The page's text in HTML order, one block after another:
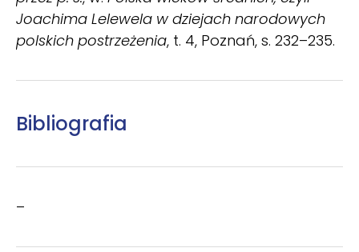
Joachima Lelewela w dziejach narodowych
polskich postrzeżenia, t. 4, Poznań, s. 232–235.
Bibliografia
–